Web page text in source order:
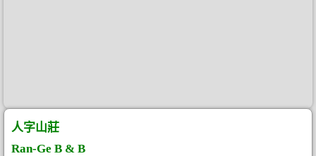
人字山莊
Ran-Ge B & B